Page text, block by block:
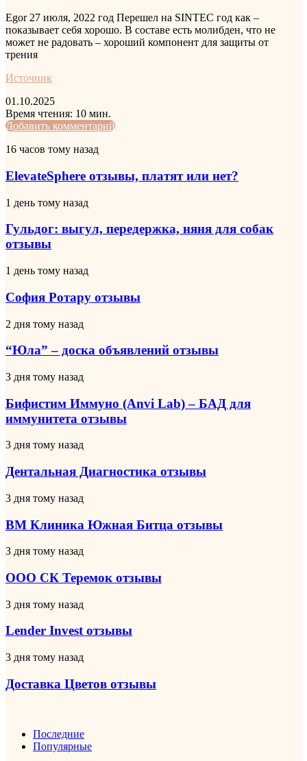
Egor 27 июля, 2022 год Перешел на SINTEC год как –
показывает себя хорошо. В составе есть молибден, что не
может не радовать – хороший компонент для защиты от
трения
Источник
01.10.2025
Время чтения: 10 мин.
LinkedIn
Tumblr
Pinterest
Reddit
Вконтакте
Одноклассники
Skype
Messenger
Messenger
WhatsApp
Telegram
Viber
Line
Поделиться
электронную
Печатать
Добавить комментарий
ElevateSphere
платят
или
нет?
16 часов тому назад
ElevateSphere отзывы, платят или нет?
Гульдог:
передержка,
няня
для
отзывы
1 день тому назад
Гульдог: выгул, передержка, няня для собак
отзывы
София
отзывы
1 день тому назад
София Ротару отзывы
“Юла”
доска
отзывы
2 дня тому назад
“Юла” – доска объявлений отзывы
Бифистим
(Anvi
Lab)
–
для
отзывы
3 дня тому назад
Бифистим Иммуно (Anvi Lab) – БАД для
иммунитета отзывы
Дентальная
отзывы
3 дня тому назад
Дентальная Диагностика отзывы
ВМ
Южная
Битца
отзывы
3 дня тому назад
ВМ Клиника Южная Битца отзывы
ООО
Теремок
отзывы
3 дня тому назад
ООО СК Теремок отзывы
Lender
отзывы
3 дня тому назад
Lender Invest отзывы
Доставка
отзывы
3 дня тому назад
Доставка Цветов отзывы
Последние
Популярные